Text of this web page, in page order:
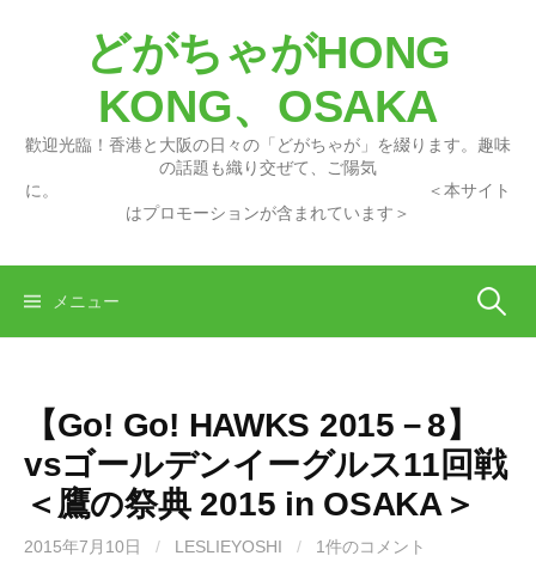
どがちゃがHONG
KONG、OSAKA
歡迎光臨！香港と大阪の日々の「どがちゃが」を綴ります。趣味
の話題も織り交ぜて、ご陽気
に。 ＜本サイト
はプロモーションが含まれています＞
メニュー 検
【Go! Go! HAWKS 2015－8】
vsゴールデンイーグルス11回戦
＜鷹の祭典 2015 in OSAKA＞
2015年7月10日 / LESLIEYOSHI / 1件のコメント